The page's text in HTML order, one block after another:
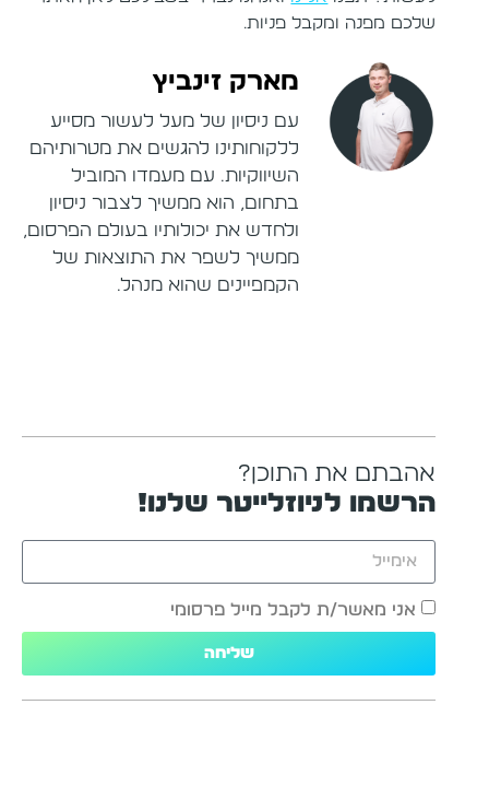
שלכם מפנה ומקבל פניות.
מארק זינביץ
עם ניסיון של מעל לעשור מסייע
ללקוחותינו להגשים את מטרותיהם
השיווקיות. עם מעמדו המוביל
בתחום, הוא ממשיך לצבור ניסיון
ולחדש את יכולותיו בעולם הפרסום,
ממשיך לשפר את התוצאות של
הקמפיינים שהוא מנהל.
אהבתם את התוכן?
הרשמו לניוזלייטר שלנו!
אני מאשר/ת לקבל מייל פרסומי
שליחה